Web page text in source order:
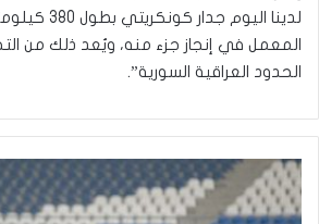
لدينا اليوم
المعمل في إنجاز جزء منه، ويُعد ذلك من
الحدود العراقية السورية”.
ا
ل
م